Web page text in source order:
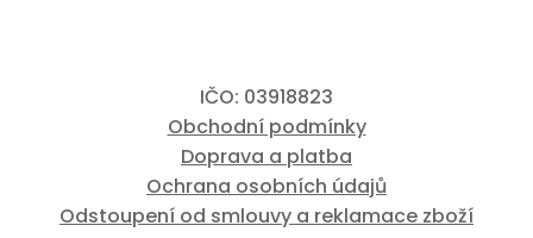
IČO: 03918823
Obchodní podmínky
Doprava a platba
Ochrana osobních údajů
Odstoupení od smlouvy a reklamace zboží